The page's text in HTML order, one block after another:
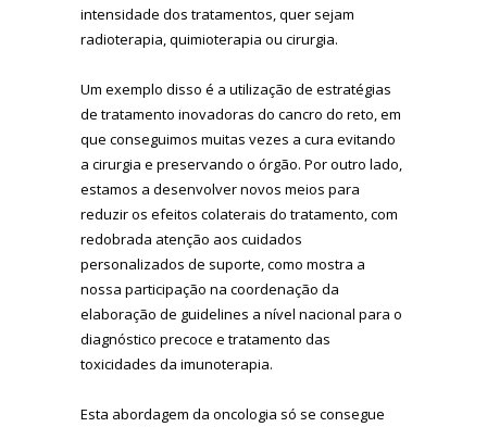
intensidade dos tratamentos, quer sejam
radioterapia, quimioterapia ou cirurgia.
Um exemplo disso é a utilização de estratégias
de tratamento inovadoras do cancro do reto, em
que conseguimos muitas vezes a cura evitando
a cirurgia e preservando o órgão. Por outro lado,
estamos a desenvolver novos meios para
reduzir os efeitos colaterais do tratamento, com
redobrada atenção aos cuidados
personalizados de suporte, como mostra a
nossa participação na coordenação da
elaboração de guidelines a nível nacional para o
diagnóstico precoce e tratamento das
toxicidades da imunoterapia.
Esta abordagem da oncologia só se consegue